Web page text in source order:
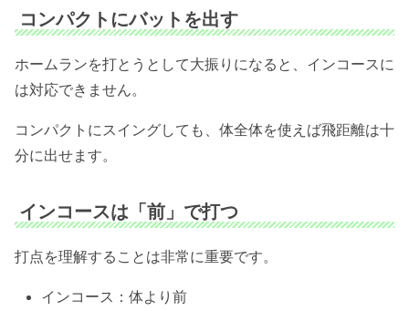
コンパクトにバットを出す
ホームランを打とうとして大振りになると、インコースに
は対応できません。
コンパクトにスイングしても、体全体を使えば飛距離は十
分に出せます。
インコースは「前」で打つ
打点を理解することは非常に重要です。
インコース：体より前